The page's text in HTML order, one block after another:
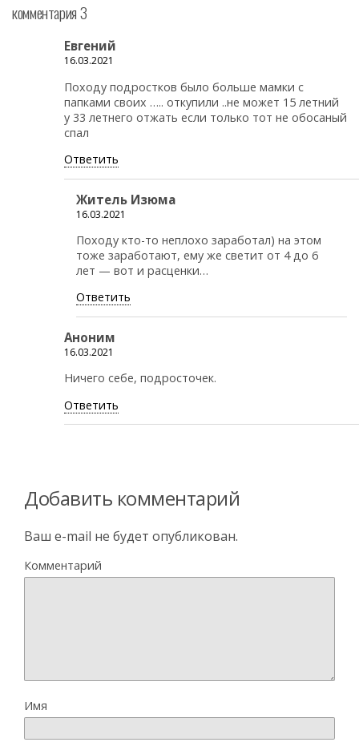
комментария 3
Евгений
16.03.2021
Походу подростков было больше мамки с
папками своих ….. откупили ..не может 15 летний
у 33 летнего отжать если только тот не обосаный
спал
Ответить
Житель Изюма
16.03.2021
Походу кто-то неплохо заработал) на этом
тоже заработают, ему же светит от 4 до 6
лет — вот и расценки…
Ответить
Аноним
16.03.2021
Ничего себе, подросточек.
Ответить
Добавить комментарий
Ваш e-mail не будет опубликован.
Комментарий
Имя